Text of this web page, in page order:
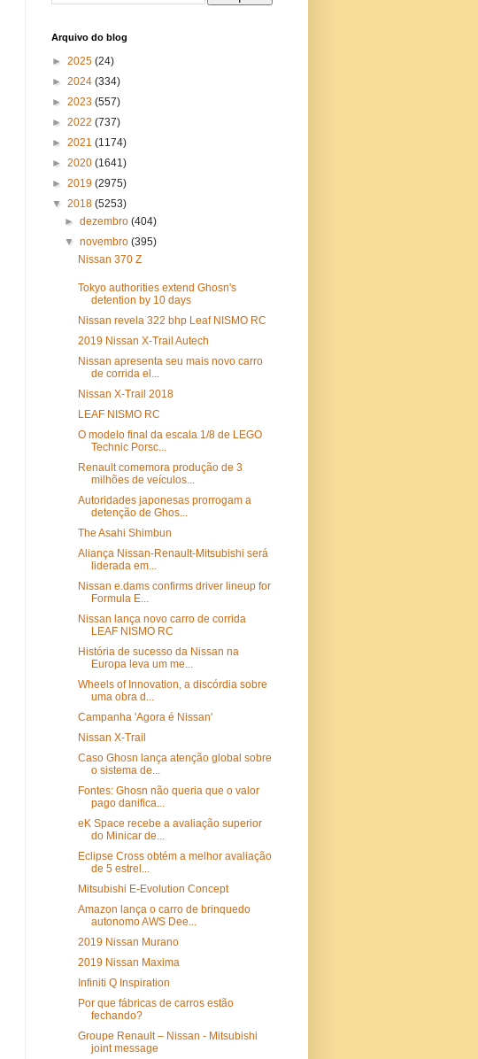
Arquivo do blog
► 2025 (24)
► 2024 (334)
► 2023 (557)
► 2022 (737)
► 2021 (1174)
► 2020 (1641)
► 2019 (2975)
▼ 2018 (5253)
►dezembro(404)
▼novembro(395)
Nissan 370 Z
Tokyo authorities extend Ghosn's
detention by 10 days
Nissan revela 322 bhp Leaf NISMO RC
2019 Nissan X-Trail Autech
Nissan apresenta seu mais novo carro
de corrida el...
Nissan X-Trail 2018
LEAF NISMO RC
O modelo final da escala 1/8 de LEGO
Technic Porsc...
Renault comemora produção de 3
milhões de veículos...
Autoridades japonesas prorrogam a
detenção de Ghos...
The Asahi Shimbun
Aliança Nissan-Renault-Mitsubishi será
liderada em...
Nissan e.dams confirms driver lineup for
Formula E...
Nissan lança novo carro de corrida
LEAF NISMO RC
História de sucesso da Nissan na
Europa leva um me...
Wheels of Innovation, a discórdia sobre
uma obra d...
Campanha 'Agora é Nissan'
Nissan X-Trail
Caso Ghosn lança atenção global sobre
o sistema de...
Fontes: Ghosn não queria que o valor
pago danifica...
eK Space recebe a avaliação superior
do Minicar de...
Eclipse Cross obtém a melhor avaliação
de 5 estrel...
Mitsubishi E-Evolution Concept
Amazon lança o carro de brinquedo
autonomo AWS Dee...
2019 Nissan Murano
2019 Nissan Maxima
Infiniti Q Inspiration
Por que fábricas de carros estão
fechando?
Groupe Renault – Nissan - Mitsubishi
joint message